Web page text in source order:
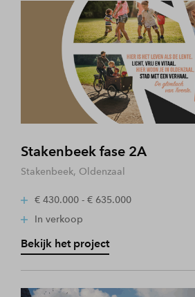
Stakenbeek fase 2A
Stakenbeek, Oldenzaal
€ 430.000 - € 635.000
In verkoop
Bekijk het project